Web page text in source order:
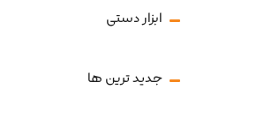
ابزار دستی
جدید ترین ها